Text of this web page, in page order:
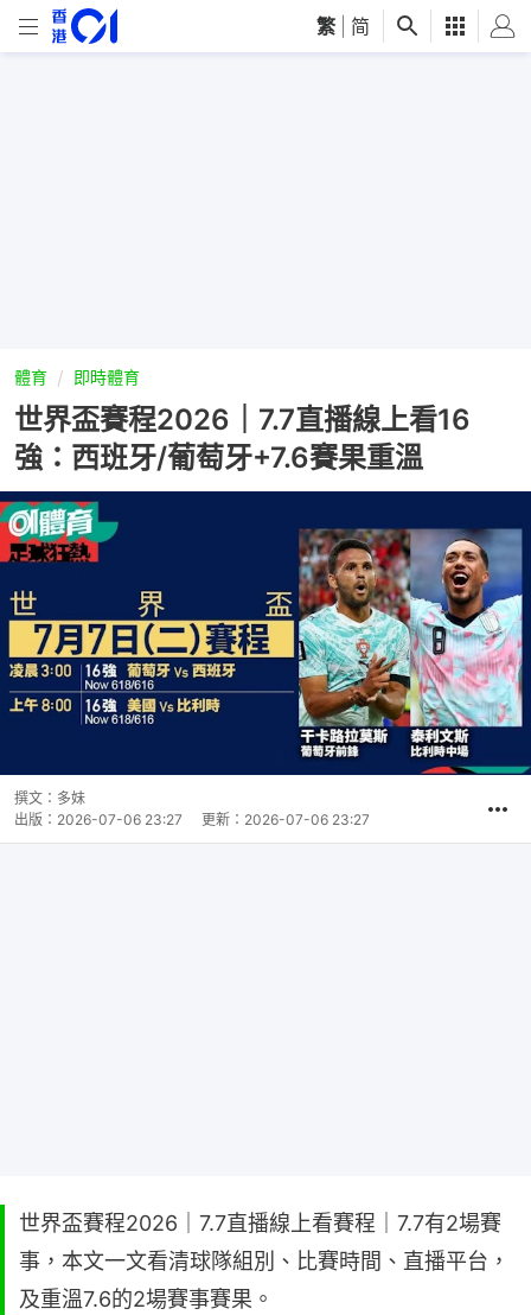
繁 简
體育 即時體育
世界盃賽程2026｜7.7直播線上看16
強：西班牙/葡萄牙+7.6賽果重溫
撰文： 多妹
出版： 2026-07-06 23:27 更新： 2026-07-06 23:27
世界盃賽程2026｜7.7直播線上看賽程｜7.7有2場賽
事，本文一文看清球隊組別、比賽時間、直播平台，
及重溫7.6的2場賽事賽果。